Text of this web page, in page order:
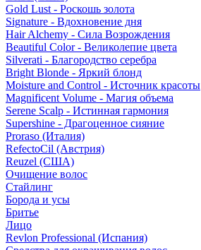
Gold Lust - Роскошь золота
Signature - Вдохновение дня
Hair Alchemy - Сила Возрождения
Beautiful Color - Великолепие цвета
Silverati - Благородство серебра
Bright Blonde - Яркий блонд
Moisture and Control - Источник красоты
Magnificent Volume - Магия объема
Serene Scalp - Истинная гармония
Supershine - Драгоценное сияние
Proraso (Италия)
RefectoCil (Австрия)
Reuzel (США)
Очищение волос
Стайлинг
Борода и усы
Бритье
Лицо
Revlon Professional (Испания)